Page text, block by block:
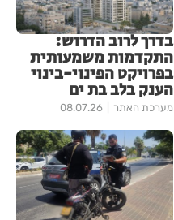
בדרך לרוב הדרוש:
התקדמות משמעותית
בפרויקט הפינוי-בינוי
הענק בלב בת ים
מערכת האתר 08.07.26